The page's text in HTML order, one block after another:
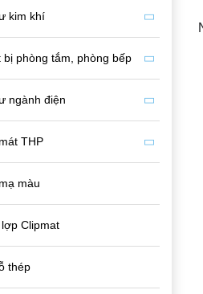
kim khí
bị phòng tắm, phòng bếp
ngành điện
THP
màu
Clipmat
thép